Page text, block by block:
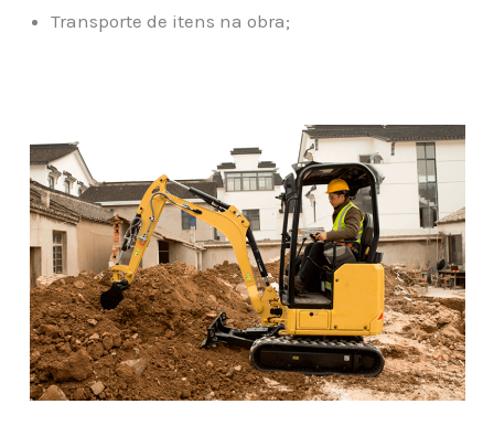
Transporte de itens na obra;